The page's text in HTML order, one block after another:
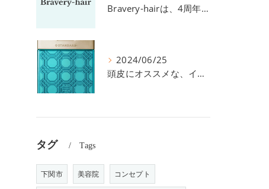
Bravery-hairは、4周年を迎えました！
2024/06/25
頭皮にオススメな、イイスタンダードのスカルプ系シャンプー＆トリートメントです！
タグ Tags
下関市 美容院 コンセプト